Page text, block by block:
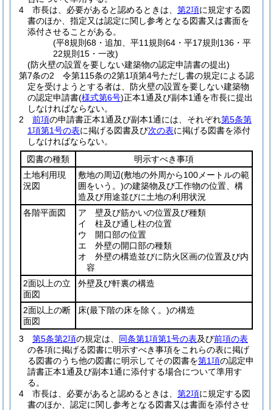
4
市長は、必要があると認めるときは、 第2項に規定する図
書のほか、指定又は認定に関し参考となる図書又は書面を
添付させることがある。
(平8規則68・追加、平11規則64・平17規則136・平
22規則15・一改)
(防火壁の設置を要しない建築物の認定申請書の提出)
第7条の2
令第115条の2第1項第4号ただし書の規定による認
定を受けようとする者は、防火壁の設置を要しない建築物
の認定申請書(様式第6号)正本1通及び副本1通を市長に提出
しなければならない。
2
前項の申請書正本1通及び副本1通には、それぞれ第5条第
1項第1号の表に掲げる図書及び次の表に掲げる図書を添付
しなければならない。
図書の種類
明示すべき事項
土地利用現
況図
敷地の周辺(敷地の外周から100メートルの範
囲をいう。)の建築物及び工作物の位置、構
造及び用途並びに土地の利用状況
各階平面図
ア 壁及び筋かいの位置及び種類
イ 柱及び通し柱の位置
ウ 開口部の位置
エ 外壁の開口部の種類
オ 外壁の構造並びに防火区画の位置及び内
容
2面以上の立
面図
外壁及び軒裏の構造
2面以上の断
面図
床(最下階の床を除く。)の構造
3 第5条第2項の規定は、 同条第1項第1号の表及び前項の表
の各項に掲げる図書に明示すべき事項をこれらの表に掲げ
る図書のうち他の図書に明示してその図書を第1項の認定申
請書正本1通及び副本1通に添付する場合について準用す
る。
4
市長は、必要があると認めるときは、 第2項に規定する図
書のほか、認定に関し参考となる図書又は書面を添付させ